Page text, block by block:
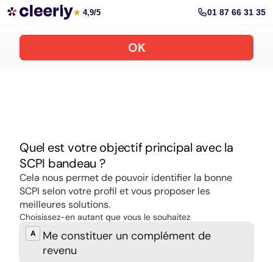
Souscrire aux meilleures SCPI en ligne
★ 4,9/5 01 87 66 31 35